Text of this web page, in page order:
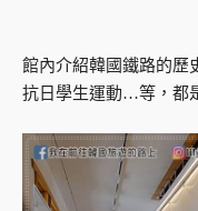
館內介紹韓國鐵路的歷
抗日學生運動…等，都